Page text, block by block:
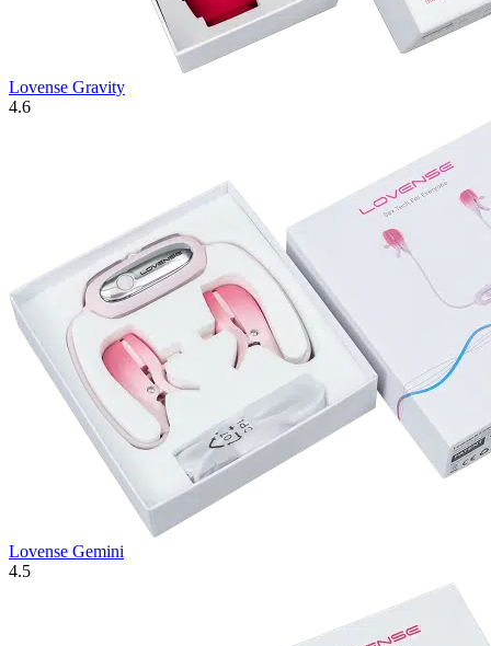
Lovense Gravity
4.6
Lovense Gemini
4.5